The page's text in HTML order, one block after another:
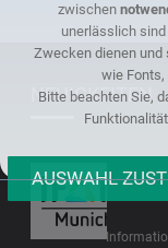
zwischen
unerlässlich
Zwecken dienen und
wie Fonts,
Bitte beachten Sie,
NEUIGKEITEN